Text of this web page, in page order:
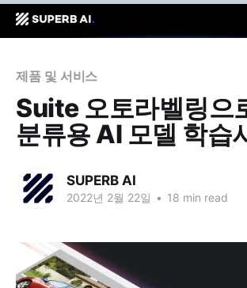
제품 및 서비스
Suite 오토라벨링으
분류용 AI 모델 학습
SUPERB AI
2022년 2월 22일 • 18 min read